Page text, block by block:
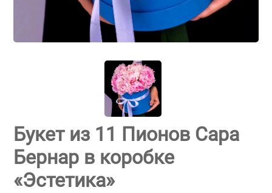
Букет из 11 Пионов Сара
Бернар в коробке
«Эстетика»